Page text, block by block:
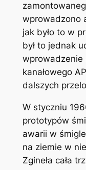
wprowadzono
jak było to w
był to jednak
kanałowego
dalszych
W styczniu
prototypów
awarii w
na ziemie w
Zgineła cała